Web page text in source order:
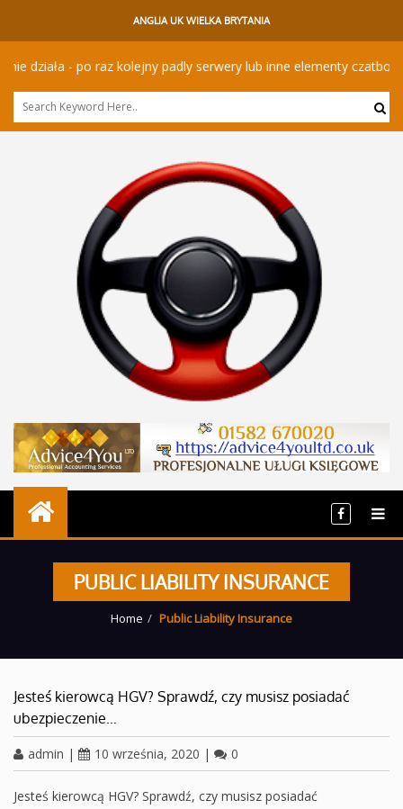
ANGLIA UK WIELKA BRYTANIA
- po raz kolejny padly serwery lub inne elementy czatbota
PUBLIC LIABILITY INSURANCE
Home Public Liability Insurance
Jesteś kierowcą HGV? Sprawdź, czy musisz posiadać
ubezpieczenie…
admin | 10 września, 2020 | 0
Jesteś kierowcą HGV? Sprawdź, czy musisz posiadać